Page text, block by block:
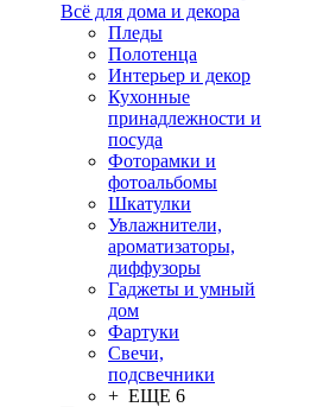
Всё для дома и декора
Пледы
Полотенца
Интерьер и декор
Кухонные
принадлежности и
посуда
Фоторамки и
фотоальбомы
Шкатулки
Увлажнители,
ароматизаторы,
диффузоры
Гаджеты и умный
дом
Фартуки
Свечи,
подсвечники
+ ЕЩЕ 6